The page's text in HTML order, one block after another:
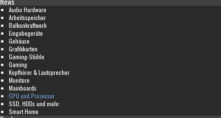
Audio Hardware
Arbeitsspeicher
Balkonkraftwerk
Eingabegeräte
Gehäuse
Grafikkarten
Gaming-Stühle
Gaming
Kopfhörer & Lautsprecher
Monitore
Mainboards
CPU und Prozessor
SSD, HDDs und mehr
Smart Home